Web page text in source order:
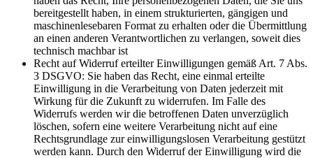
bereitgestellt haben, in einem strukturierten, gängigen und
maschinenlesebaren Format zu erhalten oder die Übermittlung
an einen anderen Verantwortlichen zu verlangen, soweit dies
technisch machbar ist
Recht auf Widerruf erteilter Einwilligungen gemäß Art. 7 Abs.
3 DSGVO: Sie haben das Recht, eine einmal erteilte
Einwilligung in die Verarbeitung von Daten jederzeit mit
Wirkung für die Zukunft zu widerrufen. Im Falle des
Widerrufs werden wir die betroffenen Daten unverzüglich
löschen, sofern eine weitere Verarbeitung nicht auf eine
Rechtsgrundlage zur einwilligungslosen Verarbeitung gestützt
werden kann. Durch den Widerruf der Einwilligung wird die